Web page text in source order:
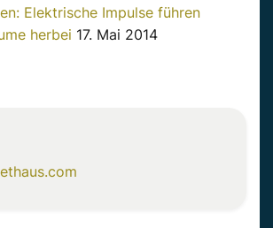
Elektrische Impulse führen
herbei 17. Mai 2014